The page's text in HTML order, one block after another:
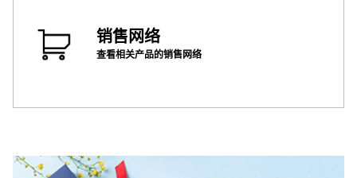
销售网络
查看相关产品的销售网络